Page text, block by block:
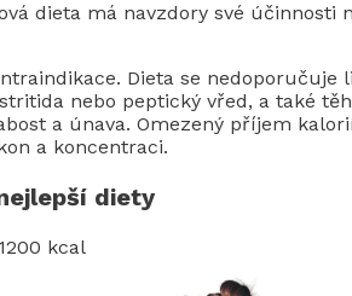
dieta má navzdory své
Dieta se
nebo peptický vřed, a také
a únava. Omezený příjem
a koncentraci.
diety
kcal